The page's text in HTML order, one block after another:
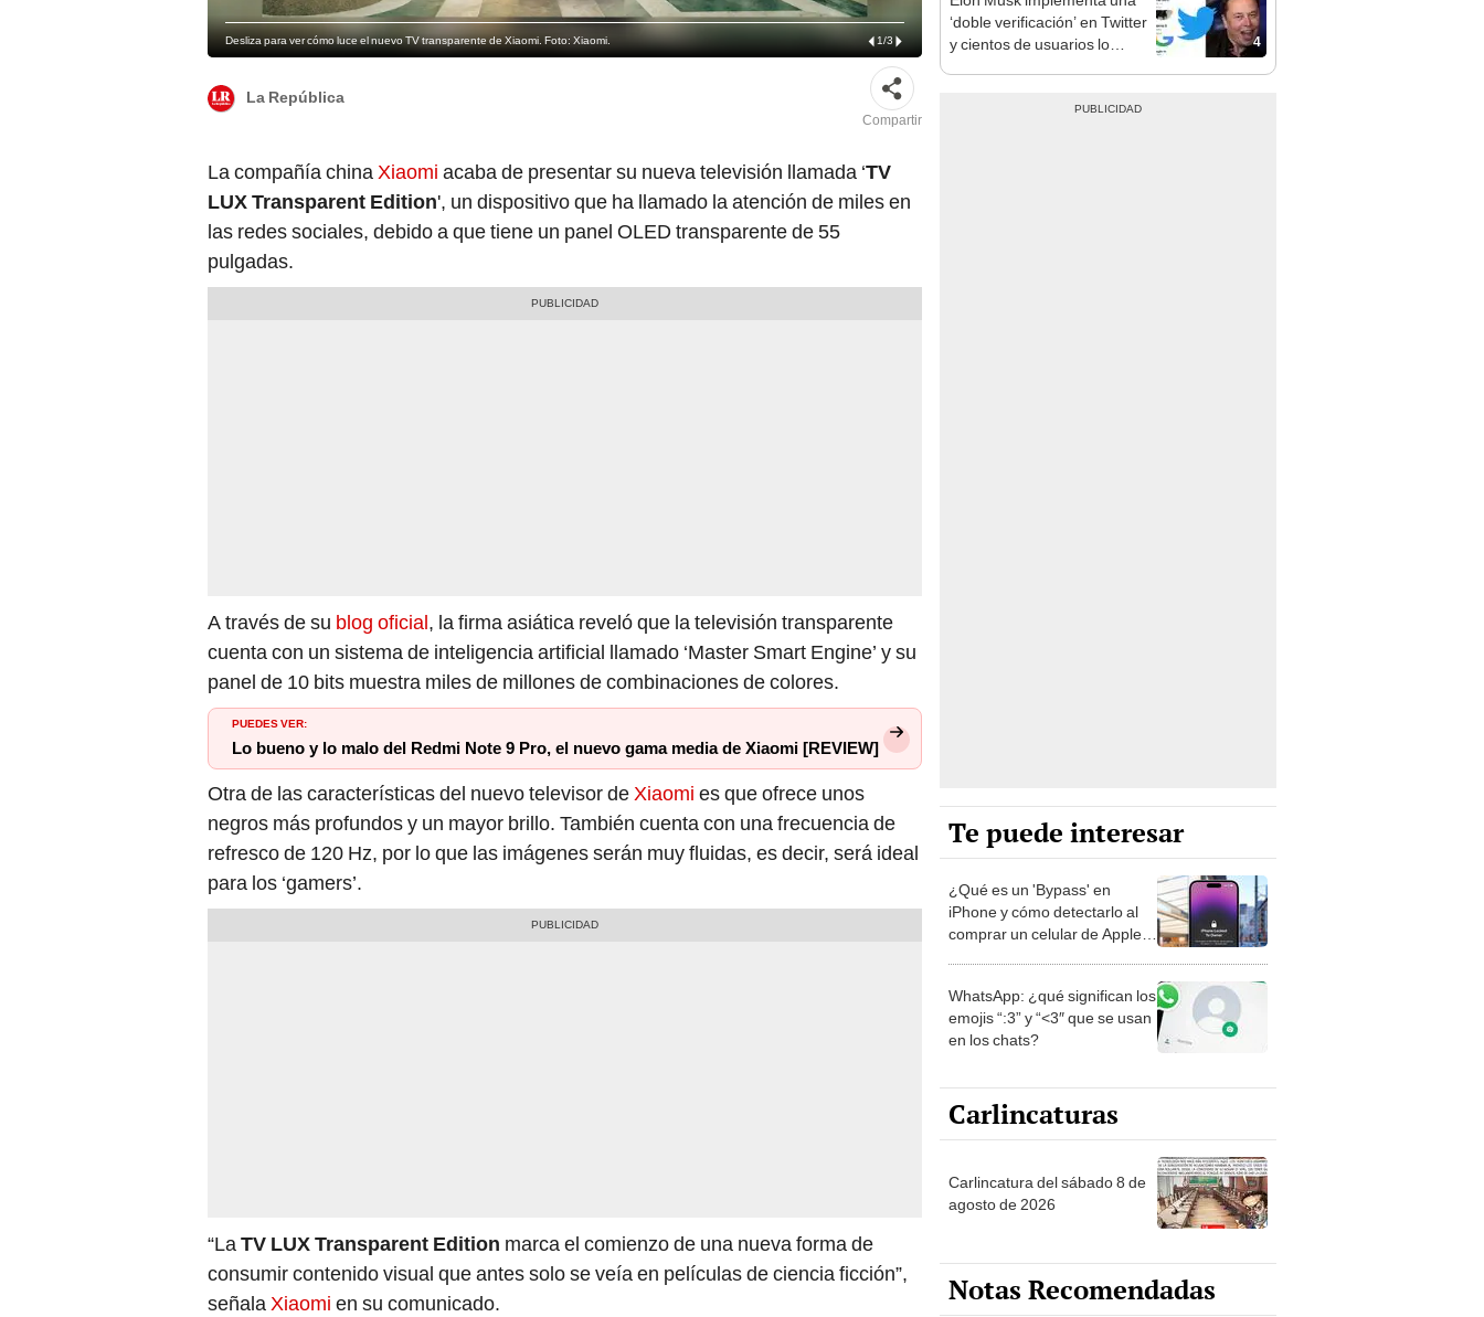
Desliza para ver cómo luce el nuevo TV transparente de Xiaomi. Foto: Xiaomi. 1/3
La República
Compartir
La compañía chinaXiaomi acaba de presentar su nueva televisión llamada ‘TV
LUX Transparent Edition', un dispositivo que ha llamado la atención de miles en
las redes sociales, debido a que tiene un panel OLED transparente de 55
pulgadas.
A través de su blog oficial, la firma asiática reveló que la televisión transparente
cuenta con un sistema de inteligencia artificial llamado ‘Master Smart Engine’ y su
panel de 10 bits muestra miles de millones de combinaciones de colores.
PUEDES VER:
Lo bueno y lo malo del Redmi Note 9 Pro, el nuevo gama media de Xiaomi [REVIEW]
Otra de las características del nuevo televisor deXiaomi es que ofrece unos
negros más profundos y un mayor brillo. También cuenta con una frecuencia de
refresco de 120 Hz, por lo que las imágenes serán muy fluidas, es decir, será ideal
para los ‘gamers’.
“LaTV LUX Transparent Edition marca el comienzo de una nueva forma de
consumir contenido visual que antes solo se veía en películas de ciencia ficción”,
señalaXiaomi en su comunicado.
4
‘doble verificación’ en Twitter
y cientos de usuarios lo
Te puede interesar
¿Qué es un 'Bypass' en
iPhone y cómo detectarlo al
comprar un celular de Apple
WhatsApp: ¿qué significan los
emojis “:3” y “<3″ que se usan
en los chats?
Carlincaturas
Carlincatura del sábado 8 de
agosto de 2026
Notas Recomendadas